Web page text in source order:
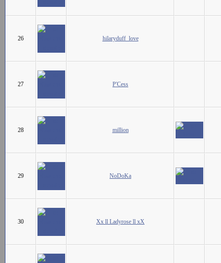
26 hilaryduff_love
27 P'Cess
28 million
29 NoDoKa
30 Xx ll Ladyrose ll xX